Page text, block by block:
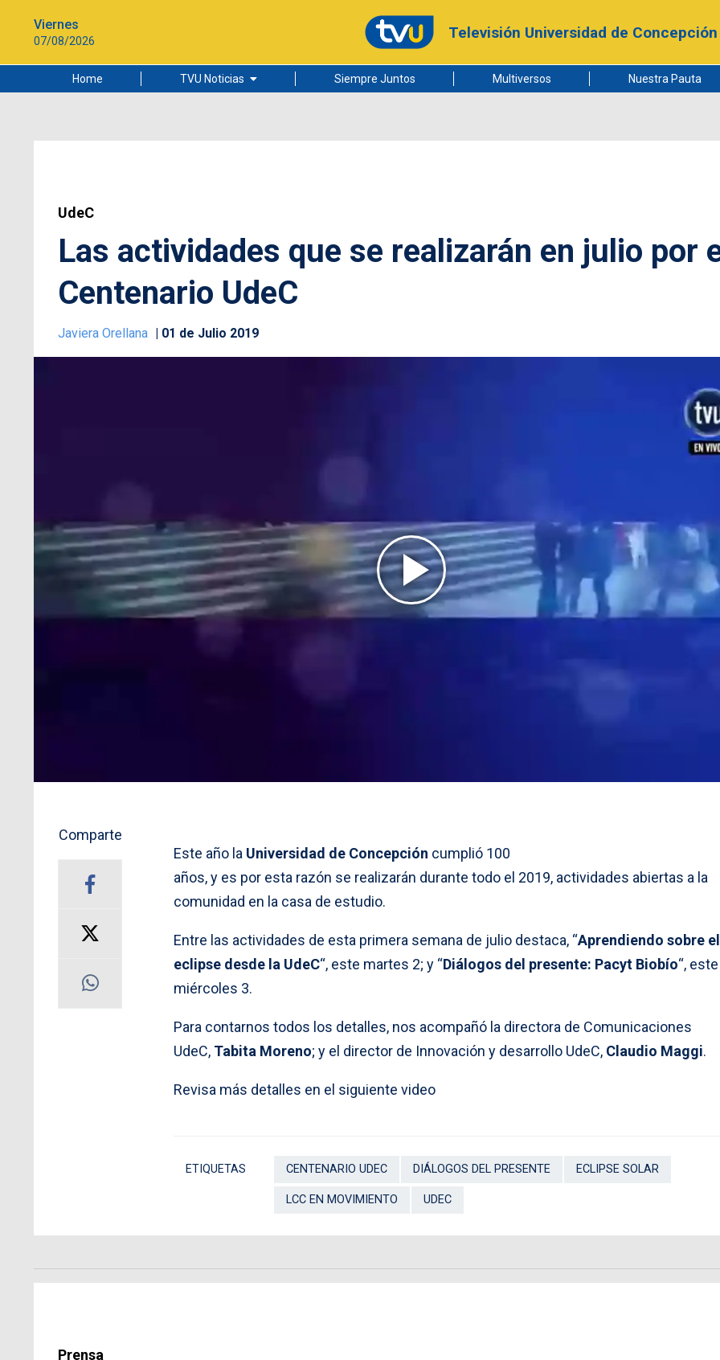
Viernes
07/08/2026 Televisión Universidad de Concepción
Home TVU Noticias
Ciudad
Siempre Juntos Multiversos Nuestra Pauta
UdeC
Las actividades que se realizarán en julio por
Centenario UdeC
Javiera Orellana 01 de Julio 2019
Comparte
Este año la Universidad de Concepción cumplió 100
años, y es por esta razón se realizarán durante todo el 2019, actividades abiertas a la
comunidad en la casa de estudio.
Entre las actividades de esta primera semana de julio destaca, “Aprendiendo sobre el
eclipse desde la UdeC“, este martes 2; y “Diálogos del presente: Pacyt Biobío“, este
miércoles 3.
Para contarnos todos los detalles, nos acompañó la directora de Comunicaciones
UdeC, Tabita Moreno; y el director de Innovación y desarrollo UdeC, Claudio Maggi.
Revisa más detalles en el siguiente video
ETIQUETAS CENTENARIO UDEC DIÁLOGOS DEL PRESENTE ECLIPSE SOLAR
LCC EN MOVIMIENTO UDEC
Prensa